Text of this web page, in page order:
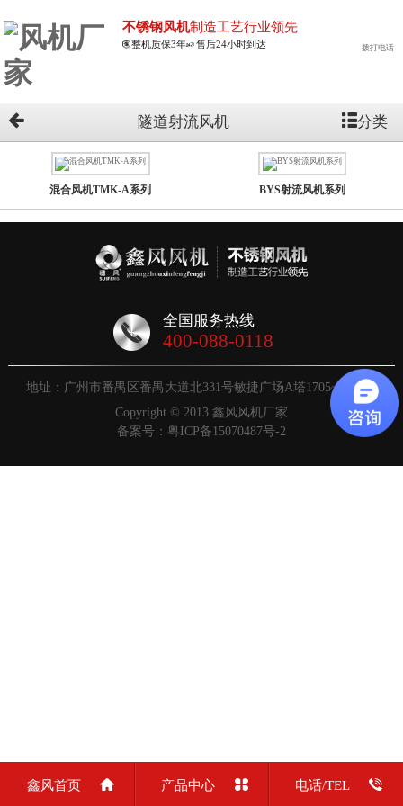
不锈钢风机制造工艺行业领先
整机质保3年 售后24小时到达 拨打电话
隧道射流风机 分类
混合风机TMK-A系列 BYS射流风机系列
全国服务热线
400-088-0118
地址：广州市番禺区番禺大道北331号敏捷广场A塔1705~1707号
Copyright © 2013 鑫风风机厂家
备案号： 粤ICP备15070487号-2
鑫风首页 产品中心 电话/TEL